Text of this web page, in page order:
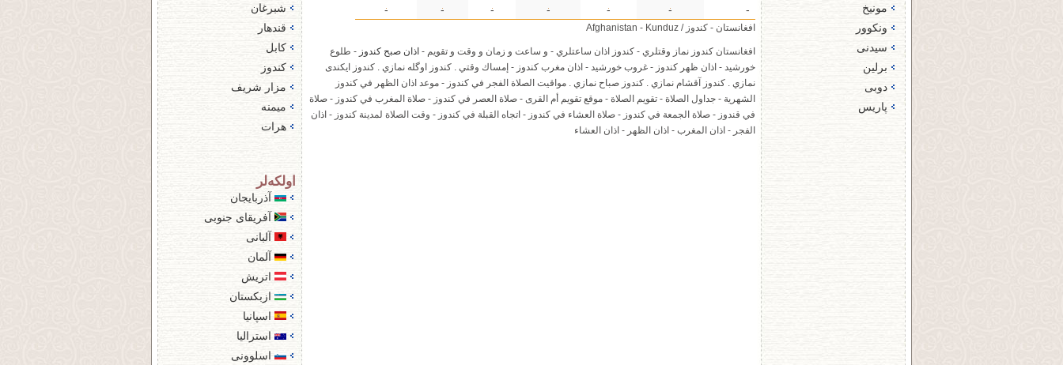
مونیخ
ونکوور
سیدنی
برلین
دوبی‌
پاریس
-
-
-
-
-
-
-
افغانستان - کندوز / Afghanistan - Kunduz
افغانستان کندوز نماز وقتلري - کندوز اذان ساعتلري - و ساعت و زمان و وقت و تقویم - اذان صبح کندوز - طلوع
خورشید - اذان ظهر کندوز - غروب خورشید - اذان مغرب کندوز - إمساك وقتي . کندوز اوگله نمازي . کندوز ايكندى
نمازي . کندوز آقشام نمازي . کندوز صباح نمازي . مواقيت الصلاة الفجر في کندوز - موعد اذان الظهر في کندوز
الشهرية - جداول الصلاة - تقويم الصلاة - موقع تقويم أم القرى - صلاة العصر في کندوز - صلاة المغرب في کندوز - صلاة
في قندوز - صلاة الجمعة في کندوز - صلاة العشاء في کندوز - اتجاه القبلة في کندوز - وقت الصلاة لمدينة کندوز - اذان
الفجر - اذان المغرب - اذان الظهر - اذان العشاء
شبرغان
قندهار
کابل
کندوز
مزار شریف
میمنه
هرات
اولكه‌لر
آذربایجان
آفریقای جنوبی
آلبانی
آلمان
اتریش
ازبکستان
اسپانیا
استرالیا
اسلوونی